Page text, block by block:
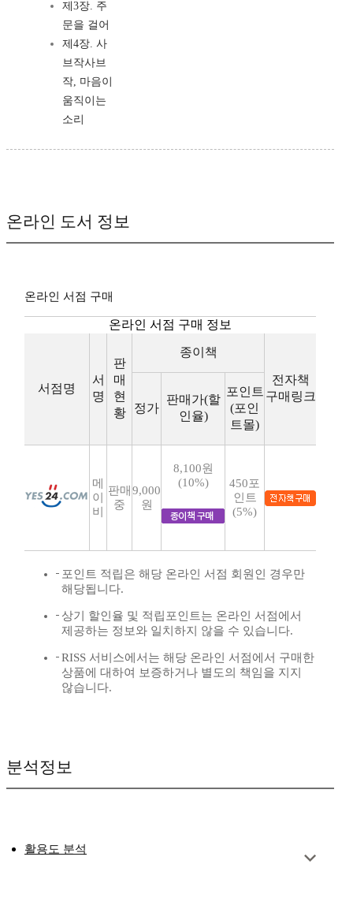
제3장. 주
문을 걸어
제4장. 사
브작사브
작, 마음이
움직이는
소리
온라인 도서 정보
온라인 서점 구매
온라인 서점 구매 정보
서점명
서
명
판
매
현
황
종이책
전자책
구매링크
정가
판매가(할
인율)
포인트
(포인
트몰)
메
이
비
판매
중
9,000
원
8,100원
(10%)
450포
인트
(5%)
포인트 적립은 해당 온라인 서점 회원인 경우만
해당됩니다.
상기 할인율 및 적립포인트는 온라인 서점에서
제공하는 정보와 일치하지 않을 수 있습니다.
RISS 서비스에서는 해당 온라인 서점에서 구매한
상품에 대하여 보증하거나 별도의 책임을 지지
않습니다.
분석정보
활용도 분석